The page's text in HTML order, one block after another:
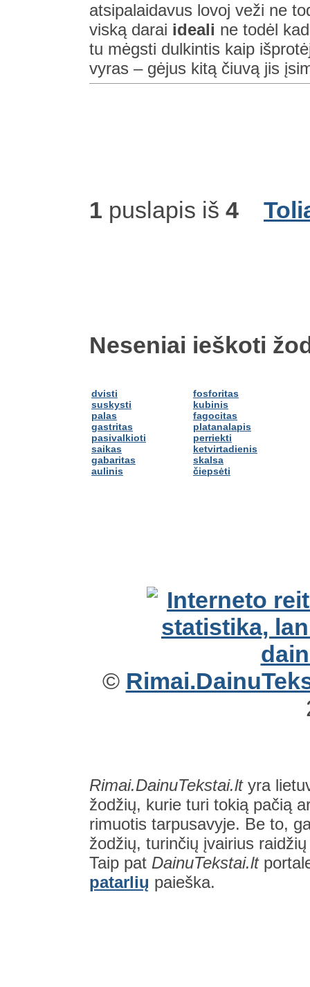
atsipalaidavus lovoj veži ne
viską darai ideali ne todėl
tu mėgsti dulkintis kaip
vyras – gėjus kitą čiuvą jis
1 puslapis iš 4
Neseniai ieškoti
dvisti
suskysti
palas
gastritas
pasivalkioti
saikas
gabaritas
aulinis
fosforitas
kubinis
fagocitas
platanalapis
perriekti
ketvirtadienis
skalsa
čiepsėti
©
Rimai.DainuTekstai.ltyra
žodžių, kurie turi tokią pačią
rimuotis tarpusavyje. Be to,
žodžių, turinčių įvairius
Taip pat DainuTekstai.lt
patarlių paieška.